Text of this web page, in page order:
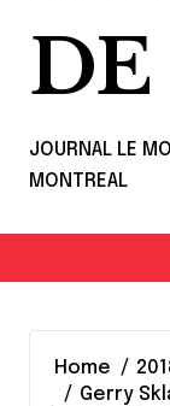
DE
JOURNAL LE
MONTREAL
Home
Gerry